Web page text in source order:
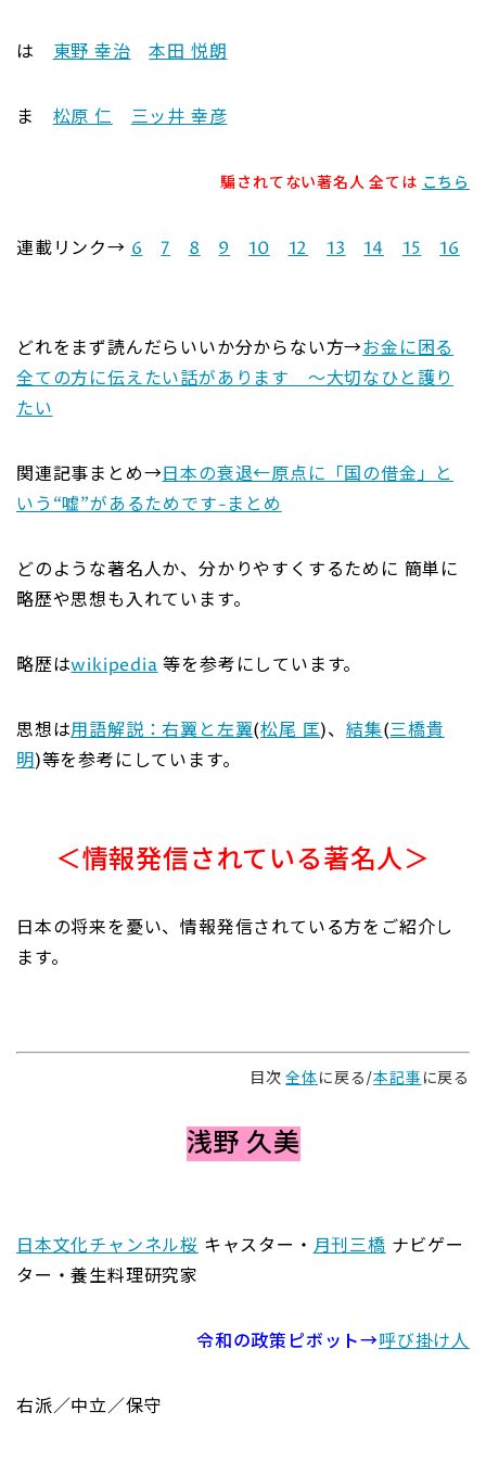
は 東野 幸治 本田 悦朗
ま 松原 仁 三ッ井 幸彦
騙されてない著名人 全ては こちら
連載リンク→ 6 7 8 9 10 12 13 14 15 16
どれをまず読んだらいいか分からない方→お金に困る
全ての方に伝えたい話があります ～大切なひと護り
たい
関連記事まとめ→日本の衰退←原点に「国の借金」と
いう“嘘”があるためです-まとめ
どのような著名人か、分かりやすくするために 簡単に
略歴や思想も入れています。
略歴はwikipedia 等を参考にしています。
思想は用語解説：右翼と左翼(松尾 匡)、結集(三橋貴
明)等を参考にしています。
＜情報発信されている著名人＞
日本の将来を憂い、情報発信されている方をご紹介し
ます。
目次全体に戻る/本記事 に戻る
浅野 久美
日本文化チャンネル桜 キャスター・ 月刊三橋 ナビゲー
ター・養生料理研究家
令和の政策ピボット→呼び掛け人
右派／中立／保守